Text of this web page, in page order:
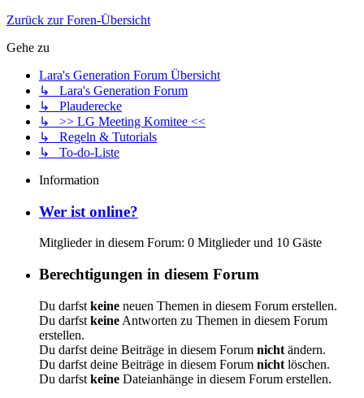
Zurück zur Foren-Übersicht
Gehe zu
Lara's Generation Forum Übersicht
↳ Lara's Generation Forum
↳ Plauderecke
↳ >> LG Meeting Komitee <<
↳ Regeln & Tutorials
↳ To-do-Liste
Information
Wer ist online?
Mitglieder in diesem Forum: 0 Mitglieder und 10 Gäste
Berechtigungen in diesem Forum
Du darfst keine neuen Themen in diesem Forum erstellen.
Du darfst keine Antworten zu Themen in diesem Forum
erstellen.
Du darfst deine Beiträge in diesem Forum nicht ändern.
Du darfst deine Beiträge in diesem Forum nicht löschen.
Du darfst keine Dateianhänge in diesem Forum erstellen.